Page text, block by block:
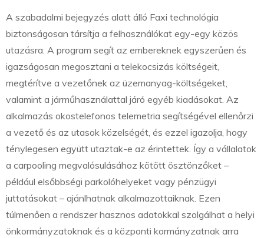
A szabadalmi bejegyzés alatt álló Faxi technológia
biztonságosan társítja a felhasználókat egy-egy közös
utazásra. A program segít az embereknek egyszerűen és
igazságosan megosztani a telekocsizás költségeit,
megtérítve a vezetőnek az üzemanyag-költségeket,
valamint a járműhasználattal járó egyéb kiadásokat. Az
alkalmazás okostelefonos telemetria segítségével ellenőrzi
a vezető és az utasok közelségét, és ezzel igazolja, hogy
ténylegesen együtt utaztak-e az érintettek. Így a vállalatok
a carpooling megvalósulásához kötött ösztönzőket –
például elsőbbségi parkolóhelyeket vagy pénzügyi
juttatásokat – ajánlhatnak alkalmazottaiknak. Ezen
túlmenően a rendszer hasznos adatokkal szolgálhat a helyi
önkormányzatoknak és a központi kormányzatnak arra